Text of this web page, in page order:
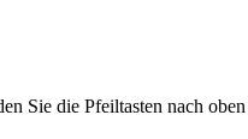
Sie die Pfeiltasten nach